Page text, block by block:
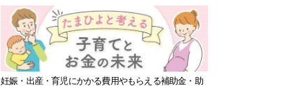
妊娠・出産・育児にかかる費用やもらえる補助金・助